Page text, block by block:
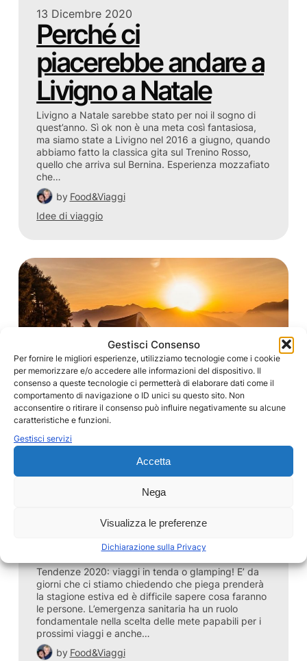
Gestisci Consenso
Per fornire le migliori esperienze, utilizziamo tecnologie come i cookie
per memorizzare e/o accedere alle informazioni del dispositivo. Il
consenso a queste tecnologie ci permetterà di elaborare dati come il
comportamento di navigazione o ID unici su questo sito. Non
acconsentire o ritirare il consenso può influire negativamente su alcune
caratteristiche e funzioni.
Gestisci servizi
Accetta
Nega
Visualizza le preferenze
Dichiarazione sulla Privacy
13 Dicembre 2020
Perché ci
piacerebbe andare a
Livigno a Natale
Livigno a Natale sarebbe stato per noi il sogno di
quest’anno. Sì ok non è una meta così fantasiosa,
ma siamo state a Livigno nel 2016 a giugno, quando
abbiamo fatto la classica gita sul Trenino Rosso,
quello che arriva sul Bernina. Esperienza mozzafiato
che…
by Food&Viaggi
Idee di viaggio
12 Maggio 2020
Tendenze 2020:
tenda, glamping e
distanziamento
sociale
Tendenze 2020: viaggi in tenda o glamping! E’ da
giorni che ci stiamo chiedendo che piega prenderà
la stagione estiva ed è difficile sapere cosa faranno
le persone. L’emergenza sanitaria ha un ruolo
fondamentale nella scelta delle mete papabili per i
prossimi viaggi e anche…
by Food&Viaggi